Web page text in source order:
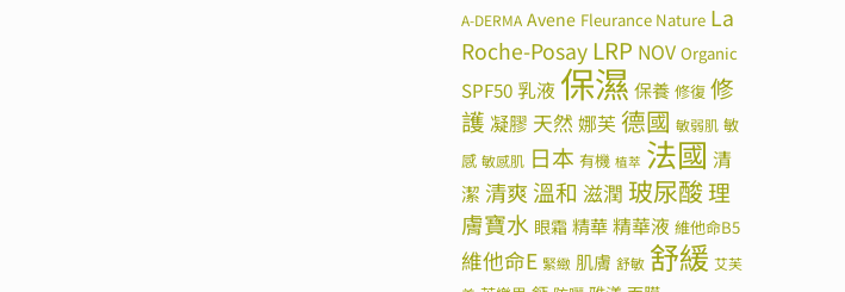
A-DERMA Avene Fleurance Nature La
Roche-Posay LRP NOV Organic
SPF50 乳液 保濕 保養 修復 修
護 凝膠 天然 娜芙 德國 敏弱肌 敏
感 敏感肌 日本 有機 植萃 法國 清
潔 清爽 溫和 滋潤 玻尿酸理
膚寶水 眼霜 精華 精華液 維他命B5
維他命E 緊緻 肌膚 舒敏 舒緩 艾芙